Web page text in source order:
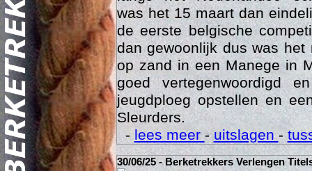
langs het Nederlandse
was het 15 maart dan
de eerste belgische
dan gewoonlijk dus was
op zand in een Manege in
goed vertegenwoordigd
jeugdploeg opstellen en
Sleurders.
-lees meer-uitslagen-